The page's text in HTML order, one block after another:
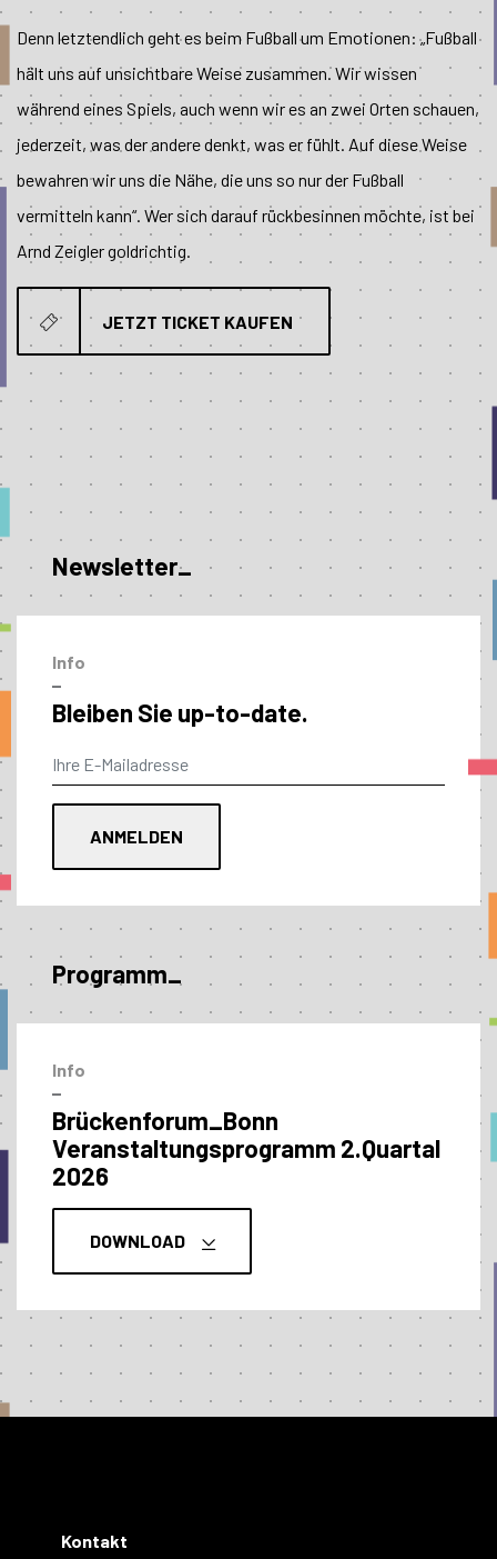
Denn letztendlich geht es beim Fußball um Emotionen: „Fußball
hält uns auf unsichtbare Weise zusammen. Wir wissen
während eines Spiels, auch wenn wir es an zwei Orten schauen,
jederzeit, was der andere denkt, was er fühlt. Auf diese Weise
bewahren wir uns die Nähe, die uns so nur der Fußball
vermitteln kann“. Wer sich darauf rückbesinnen möchte, ist bei
Arnd Zeigler goldrichtig.
JETZT TICKET KAUFEN
Newsletter_
Info
–
Bleiben Sie up-to-date.
Programm_
Info
–
Brückenforum_Bonn
Veranstaltungs­programm 2.Quartal
2026
DOWNLOAD
Kontakt